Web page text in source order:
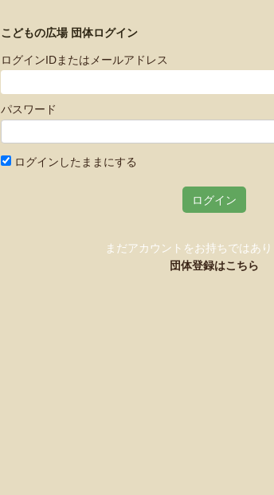
こどもの広場 団体ログイン
ログインIDまたはメールアドレス
パスワード
ログインしたままにする
ログイン
まだアカウントをお持ちではあ
団体登録はこちら